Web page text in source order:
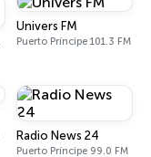
Univers FM
Puerto Príncipe 101.3 FM
Radio News 24
Puerto Príncipe 99.0 FM